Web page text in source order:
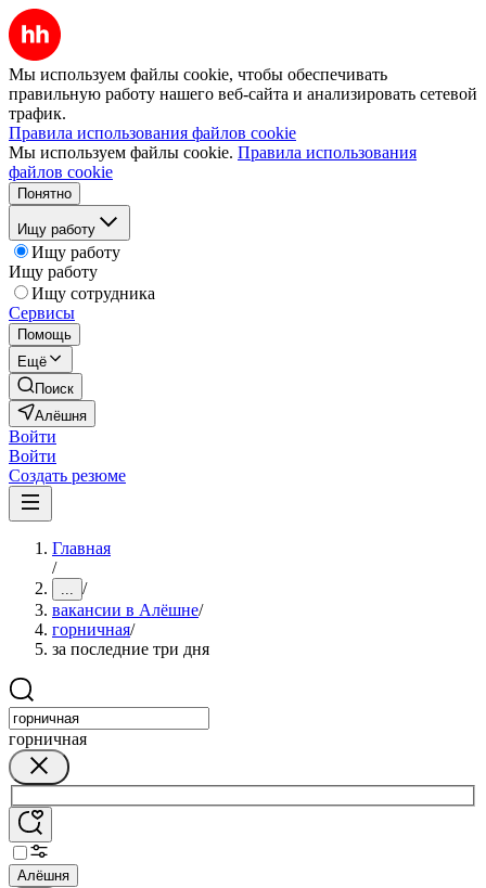
Мы используем файлы cookie, чтобы обеспечивать
правильную работу нашего веб-сайта и анализировать сетевой
трафик.
Правила использования файлов cookie
Мы используем файлы cookie. Правила использования
файлов cookie
Понятно
Ищу работу
Ищу работу
Ищу работу
Ищу сотрудника
Сервисы
Помощь
Ещё
Поиск
Алёшня
Войти
Войти
Создать резюме
Главная
/
... /
вакансии в Алёшне/
горничная/
за последние три дня
горничная
Алёшня